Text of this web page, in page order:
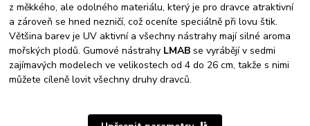
z měkkého, ale odolného materiálu, který je pro dravce atraktivní
a zároveň se hned nezničí, což oceníte speciálně při lovu štik.
Většina barev je UV aktivní a všechny nástrahy mají silné aroma
mořských plodů. Gumové nástrahy LMAB se vyrábějí v sedmi
zajímavých modelech ve velikostech od 4 do 26 cm, takže s nimi
můžete cíleně lovit všechny druhy dravců.